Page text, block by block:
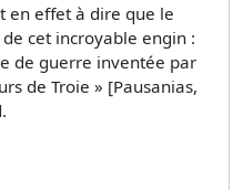
en effet à dire que le
cet incroyable engin :
de guerre inventée par
de Troie » [Pausanias,